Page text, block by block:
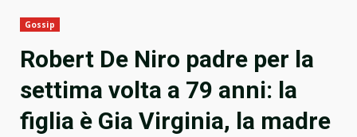
Gossip
Robert De Niro padre per la
settima volta a 79 anni: la
figlia è Gia Virginia, la madre